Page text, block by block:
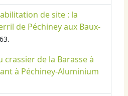
de site : la
de Péchiney aux Baux-
crassier de la Barasse à
à Péchiney-Aluminium